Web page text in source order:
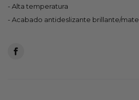
- Alta temperatura
- Acabado antideslizante brillante/mate